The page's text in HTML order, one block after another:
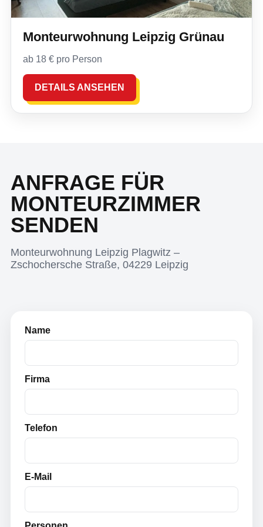
Monteurwohnung Leipzig Grünau
ab 18 € pro Person
DETAILS ANSEHEN
ANFRAGE FÜR
MONTEURZIMMER
SENDEN
Monteurwohnung Leipzig Plagwitz –
Zschochersche Straße, 04229 Leipzig
Name
Firma
Telefon
E-Mail